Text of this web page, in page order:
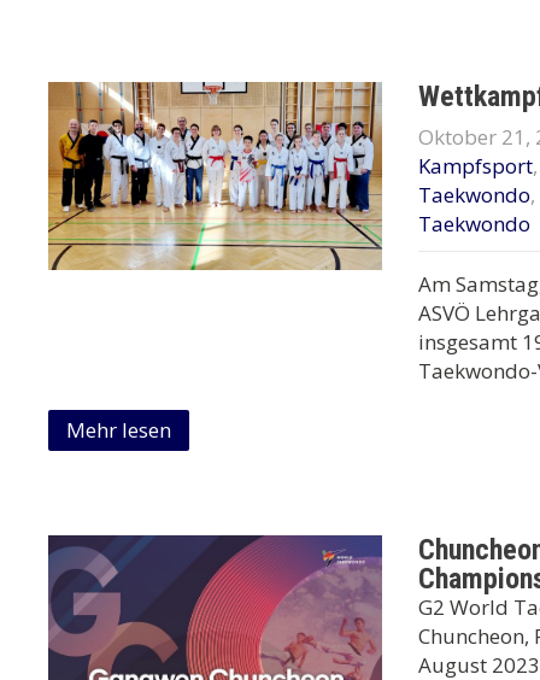
Oktober 21,
Kampfsport
Taekwondo,
Taekwondo
Am
ASVÖ
insgesamt
Mehr lesen
G2 World
Chuncheon,
August